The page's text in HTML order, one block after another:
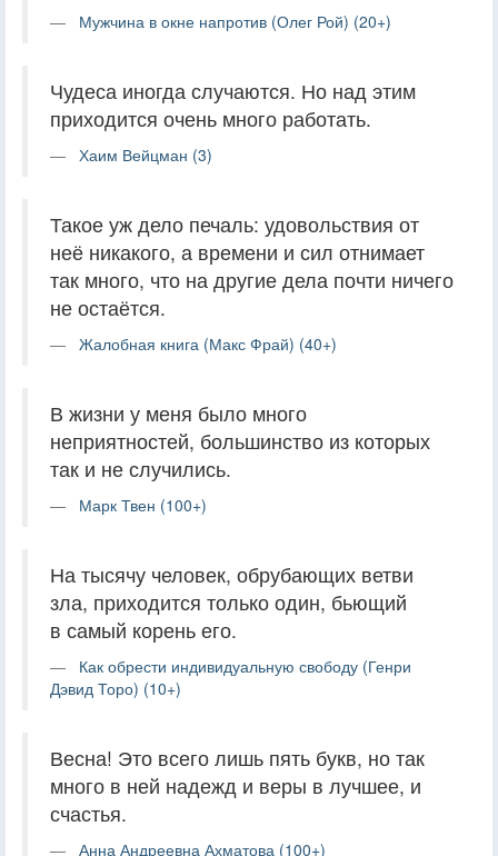
Мужчина в окне напротив (Олег Рой) (20+)
Чудеса иногда случаются. Но над этим
приходится очень много работать.
Хаим Вейцман (3)
Такое уж дело печаль: удовольствия от
неё никакого, а времени и сил отнимает
так много, что на другие дела почти ничего
не остаётся.
Жалобная книга (Макс Фрай) (40+)
В жизни у меня было много
неприятностей, большинство из которых
так и не случились.
Марк Твен (100+)
На тысячу человек, обрубающих ветви
зла, приходится только один, бьющий
в самый корень его.
Как обрести индивидуальную свободу (Генри
Дэвид Торо) (10+)
Весна! Это всего лишь пять букв, но так
много в ней надежд и веры в лучшее, и
счастья.
Анна Андреевна Ахматова (100+)